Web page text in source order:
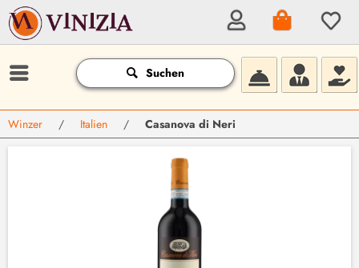
Suchen
Winzer / Italien / Casanova di Neri